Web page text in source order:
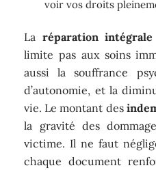
voir vos droits
La réparation
limite pas aux soins
aussi la souffrance
d’autonomie, et la
vie. Le montant des
la gravité des
victime. Il ne faut
chaque document